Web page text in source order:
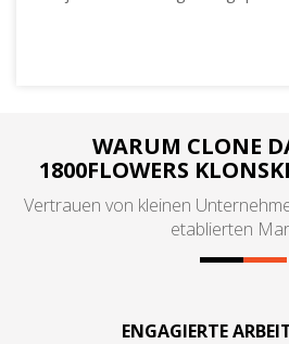
WARUM CLONE
1800FLOWERS
Vertrauen von kleinen
etablierten
ENGAGIERTE